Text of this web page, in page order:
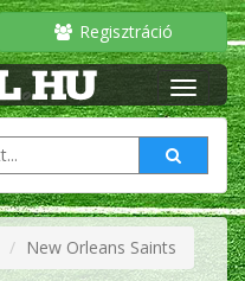
Regisztráció
New Orleans Saints